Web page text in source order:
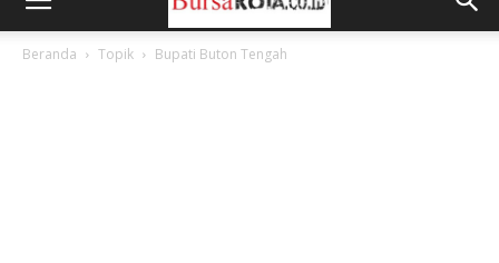
Beranda Topik Bupati Buton Tengah